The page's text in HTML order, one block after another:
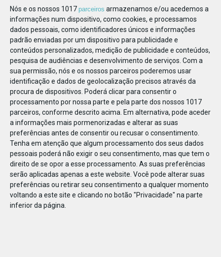
Nós e os nossos 1017 parceiros armazenamos e/ou acedemos a
informações num dispositivo, como cookies, e processamos
dados pessoais, como identificadores únicos e informações
padrão enviadas por um dispositivo para publicidade e
conteúdos personalizados, medição de publicidade e conteúdos,
pesquisa de audiências e desenvolvimento de serviços. Com a
sua permissão, nós e os nossos parceiros poderemos usar
identificação e dados de geolocalização precisos através da
procura de dispositivos. Poderá clicar para consentir o
processamento por nossa parte e pela parte dos nossos 1017
parceiros, conforme descrito acima. Em alternativa, pode aceder
a informações mais pormenorizadas e alterar as suas
preferências antes de consentir ou recusar o consentimento.
Tenha em atenção que algum processamento dos seus dados
pessoais poderá não exigir o seu consentimento, mas que tem o
direito de se opor a esse processamento. As suas preferências
serão aplicadas apenas a este website. Você pode alterar suas
preferências ou retirar seu consentimento a qualquer momento
voltando a este site e clicando no botão "Privacidade" na parte
inferior da página.
852711871998437